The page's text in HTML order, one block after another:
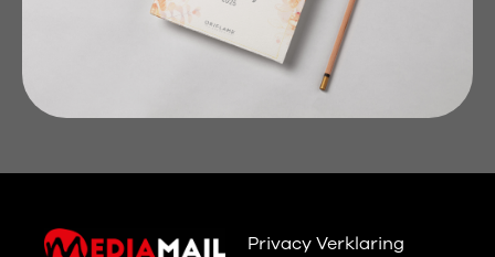
Privacy Verklaring